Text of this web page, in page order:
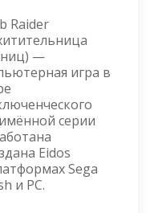
RAIDER
Raider
—
игра в
серии
Eidos
Sega
и PC.